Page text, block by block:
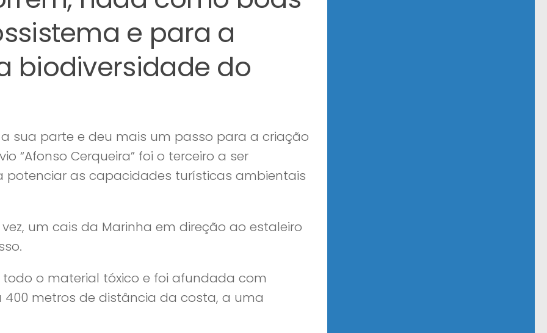
e para a
biodiversidade do
sua parte e deu mais um passo para a criação
“Afonso Cerqueira” foi o terceiro a ser
as capacidades turísticas ambientais
um cais da Marinha em direção ao estaleiro
o material tóxico e foi afundada com
metros de distância da costa, a uma